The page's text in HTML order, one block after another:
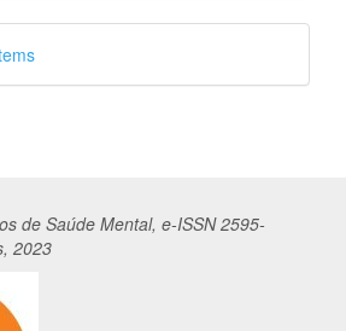
de Saúde Mental, e-ISSN 2595-
2023